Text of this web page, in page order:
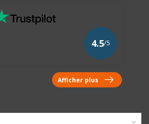
4.5/5
Afficher plus